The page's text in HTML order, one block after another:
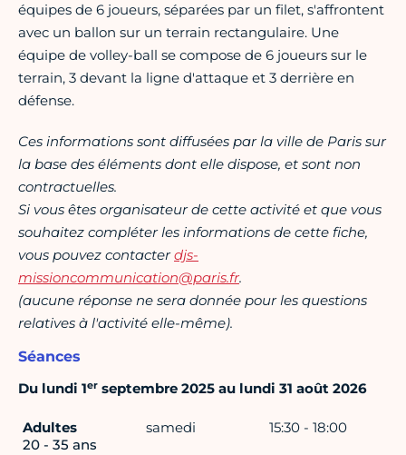
équipes de 6 joueurs, séparées par un filet, s'affrontent
avec un ballon sur un terrain rectangulaire. Une
équipe de volley-ball se compose de 6 joueurs sur le
terrain, 3 devant la ligne d'attaque et 3 derrière en
défense.
Ces informations sont diffusées par la ville de Paris sur
la base des éléments dont elle dispose, et sont non
contractuelles.
Si vous êtes organisateur de cette activité et que vous
souhaitez compléter les informations de cette fiche,
vous pouvez contacterdjs-
missioncommunication@paris.fr.
(aucune réponse ne sera donnée pour les questions
relatives à l'activité elle-même).
Séances
Du lundi 1er septembre 2025 au lundi 31 août 2026
Adultes
20 - 35 ans
samedi 15:30 - 18:00